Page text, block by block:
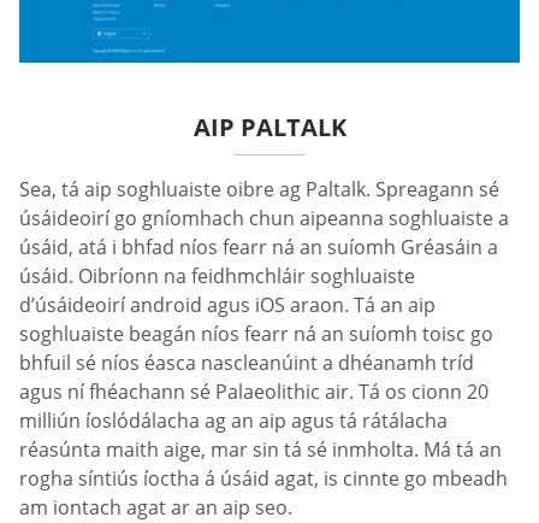
AIP PALTALK
Sea, tá aip soghluaiste oibre ag Paltalk. Spreagann sé
úsáideoirí go gníomhach chun aipeanna soghluaiste a
úsáid, atá i bhfad níos fearr ná an suíomh Gréasáin a
úsáid. Oibríonn na feidhmchláir soghluaiste
d’úsáideoirí android agus iOS araon. Tá an aip
soghluaiste beagán níos fearr ná an suíomh toisc go
bhfuil sé níos éasca nascleanúint a dhéanamh tríd
agus ní fhéachann sé Palaeolithic air. Tá os cionn 20
milliún íoslódálacha ag an aip agus tá rátálacha
réasúnta maith aige, mar sin tá sé inmholta. Má tá an
rogha síntiús íoctha á úsáid agat, is cinnte go mbeadh
am iontach agat ar an aip seo.